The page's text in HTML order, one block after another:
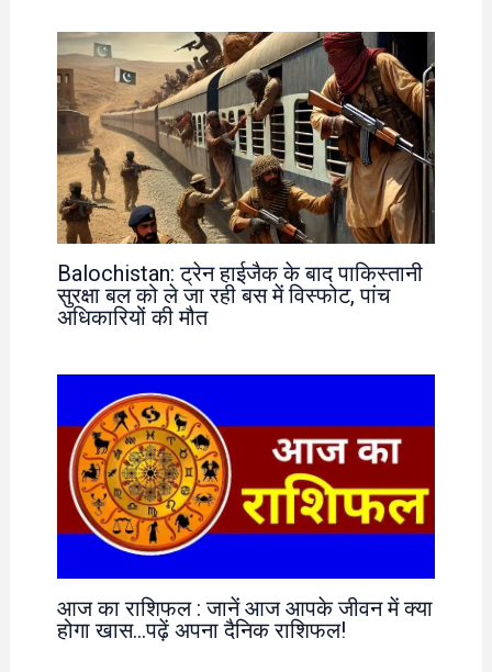
Balochistan: ट्रेन हाईजैक के बाद पाकिस्तानी
सुरक्षा बल को ले जा रही बस में विस्फोट, पांच
अधिकारियों की मौत
आज का राशिफल : जानें आज आपके जीवन में क्या
होगा खास…पढ़ें अपना दैनिक राशिफल!